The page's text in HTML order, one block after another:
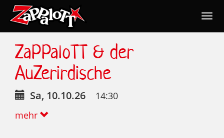
ZaPPaloTT & der
AuZerirdische
Sa, 10.10.26
14:30
mehr